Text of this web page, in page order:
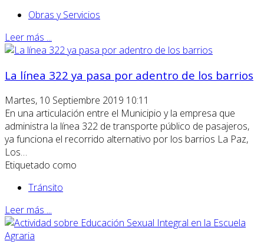
Obras y Servicios
Leer más ...
La línea 322 ya pasa por adentro de los barrios
Martes, 10 Septiembre 2019 10:11
En una articulación entre el Municipio y la empresa que
administra la línea 322 de transporte público de pasajeros,
ya funciona el recorrido alternativo por los barrios La Paz,
Los…
Etiquetado como
Tránsito
Leer más ...